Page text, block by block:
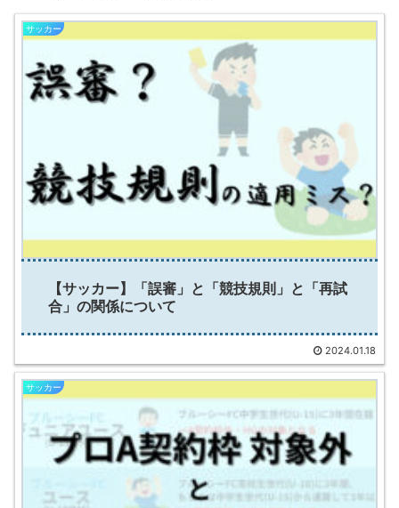
サッカー
【サッカー】「誤審」と「競技規則」と「再試
合」の関係について
2024.01.18
サッカー